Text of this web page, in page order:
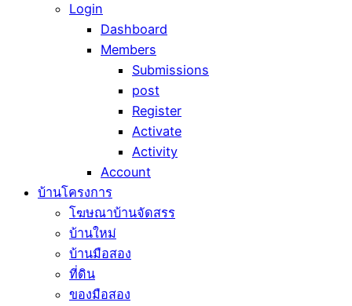
Login
Dashboard
Members
Submissions
post
Register
Activate
Activity
Account
บ้านโครงการ
โฆษณาบ้านจัดสรร
บ้านใหม่
บ้านมือสอง
ที่ดิน
ของมือสอง